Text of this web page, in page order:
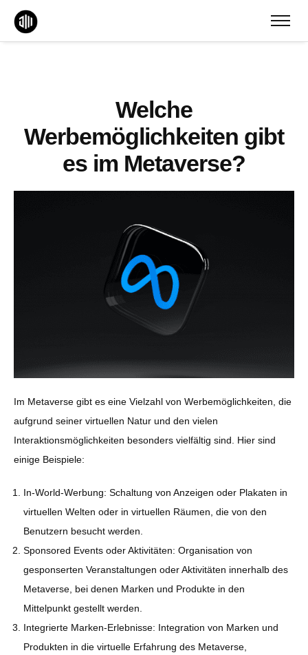
Welche
Werbemöglichkeiten gibt
es im Metaverse?
Im Metaverse gibt es eine Vielzahl von Werbemöglichkeiten, die
aufgrund seiner virtuellen Natur und den vielen
Interaktionsmöglichkeiten besonders vielfältig sind. Hier sind
einige Beispiele:
In-World-Werbung: Schaltung von Anzeigen oder Plakaten in
virtuellen Welten oder in virtuellen Räumen, die von den
Benutzern besucht werden.
Sponsored Events oder Aktivitäten: Organisation von
gesponserten Veranstaltungen oder Aktivitäten innerhalb des
Metaverse, bei denen Marken und Produkte in den
Mittelpunkt gestellt werden.
Integrierte Marken-Erlebnisse: Integration von Marken und
Produkten in die virtuelle Erfahrung des Metaverse,